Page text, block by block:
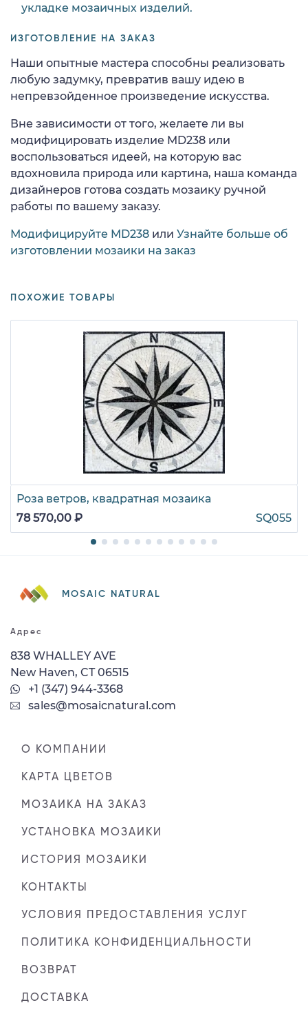
укладке мозаичных изделий.
ИЗГОТОВЛЕНИЕ НА ЗАКАЗ
Наши опытные мастера способны реализовать
любую задумку, превратив вашу идею в
непревзойденное произведение искусства.
Вне зависимости от того, желаете ли вы
модифицировать изделие MD238 или
воспользоваться идеей, на которую вас
вдохновила природа или картина, наша команда
дизайнеров готова создать мозаику ручной
работы по вашему заказу.
Модифицируйте MD238 или Узнайте больше об
изготовлении мозаики на заказ
ПОХОЖИЕ ТОВАРЫ
Роза ветров, квадратная мозаика
78 570,00 ₽
SQ055
MOSAIC NATURAL
Адрес
838 WHALLEY AVE
New Haven, CT 06515
+1 (347) 944-3368
sales@mosaicnatural.com
О КОМПАНИИ
КАРТА ЦВЕТОВ
МОЗАИКА НА ЗАКАЗ
УСТАНОВКА МОЗАИКИ
ИСТОРИЯ МОЗАИКИ
КОНТАКТЫ
УСЛОВИЯ ПРЕДОСТАВЛЕНИЯ УСЛУГ
ПОЛИТИКА КОНФИДЕНЦИАЛЬНОСТИ
ВОЗВРАТ
ДОСТАВКА